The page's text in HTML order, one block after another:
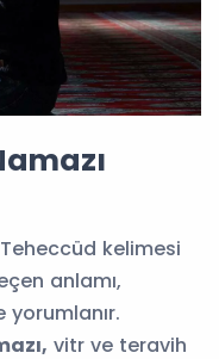
kelimesi
anlamı,
yorumlanır.
vitr ve teravih